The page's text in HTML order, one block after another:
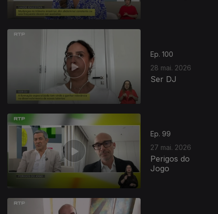
Ep. 100
28 mai. 2026
Ser DJ
Ep. 99
27 mai. 2026
Perigos do
Jogo
931671